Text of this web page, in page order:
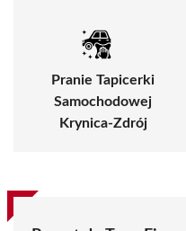
Pranie Tapicerki
Samochodowej
Krynica-Zdrój